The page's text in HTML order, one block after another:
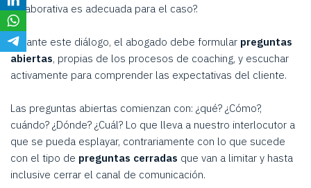
colaborativa es adecuada para el caso?.
Durante este diálogo, el abogado debe formular preguntas
abiertas, propias de los procesos de coaching, y escuchar
activamente para comprender las expectativas del cliente.
Las preguntas abiertas comienzan con: ¿qué? ¿Cómo?,
cuándo? ¿Dónde? ¿Cuál? Lo que lleva a nuestro interlocutor a
que se pueda esplayar, contrariamente con lo que sucede
con el tipo de preguntas cerradas que van a limitar y hasta
inclusive cerrar el canal de comunicación.